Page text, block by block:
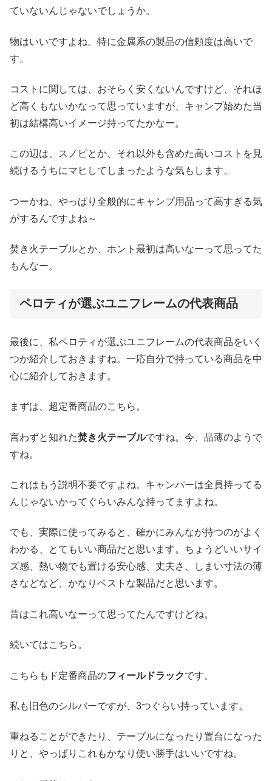
ていないんじゃないでしょうか。
物はいいですよね。特に金属系の製品の信頼度は高いで
す。
コストに関しては、おそらく安くないんですけど、それほ
ど高くもないかなって思っていますが、キャンプ始めた当
初は結構高いイメージ持ってたかなー。
この辺は、スノピとか、それ以外も含めた高いコストを見
続けるうちにマヒしてしまったような気もします。
つーかね、やっぱり全般的にキャンプ用品って高すぎる気
がするんですよね～
焚き火テーブルとか、ホント最初は高いなーって思ってた
もんなー。
ペロティが選ぶユニフレームの代表商品
最後に、私ペロティが選ぶユニフレームの代表商品をいく
つか紹介しておきますね。一応自分で持っている商品を中
心に紹介しておきます。
まずは、超定番商品のこちら。
言わずと知れた焚き火テーブルですね。今、品薄のようで
すね。
これはもう説明不要ですよね。キャンパーは全員持ってる
んじゃないかってぐらいみんな持ってますよね。
でも、実際に使ってみると、確かにみんなが持つのがよく
わかる、とてもいい商品だと思います。ちょうどいいサイ
ズ感、熱い物でも置ける安心感、丈夫さ、しまい寸法の薄
さなどなど、かなりベストな製品だと思います。
昔はこれ高いなーって思ってたんですけどね。
続いてはこちら。
こちらもド定番商品のフィールドラックです。
私も旧色のシルバーですが、3つぐらい持っています。
重ねることができたり、テーブルになったり置台になった
りと、やっぱりこれもかなり使い勝手はいいですね。